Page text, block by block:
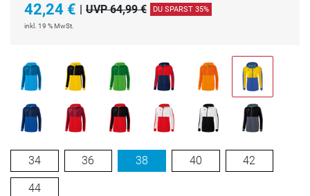
42,24 € | UVP 64,99 € DU SPARST 35%
inkl. 19 % MwSt.
34 36 38 40 42
44